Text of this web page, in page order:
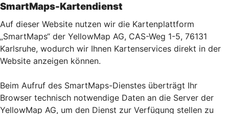
SmartMaps-Kartendienst
Auf dieser Website nutzen wir die Kartenplattform
„SmartMaps“ der YellowMap AG, CAS-Weg 1-5, 76131
Karlsruhe, wodurch wir Ihnen Kartenservices direkt in der
Website anzeigen können.
Beim Aufruf des SmartMaps-Dienstes überträgt Ihr
Browser technisch notwendige Daten an die Server der
YellowMap AG, um den Dienst zur Verfügung stellen zu